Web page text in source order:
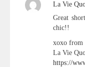
La Vie
Great
chic!!
xoxo from
La Vie
https://